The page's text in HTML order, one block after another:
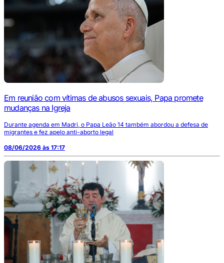
Em reunião com vítimas de abusos sexuais, Papa promete
mudanças na Igreja
Durante agenda em Madri, o Papa Leão 14 também abordou a defesa de
migrantes e fez apelo anti-aborto legal
08/06/2026 às 17:17